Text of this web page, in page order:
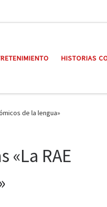
HISTORIAS
de la lengua»
RAE